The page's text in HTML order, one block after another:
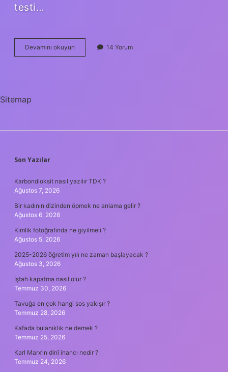
testi…
Devamını okuyun
Ve
14 Yorum
Sitemap
SIDEBAR
Son Yazılar
Karbondioksit nasıl yazılır TDK ?
Ağustos 7, 2026
Bir kadının dizinden öpmek ne anlama gelir ?
Ağustos 6, 2026
Kimlik fotoğrafında ne giyilmeli ?
Ağustos 5, 2026
2025-2026 öğretim yılı ne zaman başlayacak ?
Ağustos 3, 2026
İştah kapatma nasıl olur ?
Temmuz 30, 2026
Tavuğa en çok hangi sos yakışır ?
Temmuz 28, 2026
Kafada bulanıklık ne demek ?
Temmuz 25, 2026
Karl Marx’ın dinî inancı nedir ?
Temmuz 24, 2026